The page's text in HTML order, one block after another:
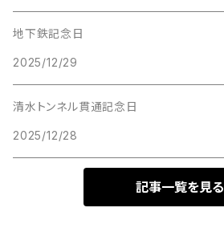
地下鉄記念日
2025/12/29
清水トンネル貫通記念日
2025/12/28
記事一覧を見る